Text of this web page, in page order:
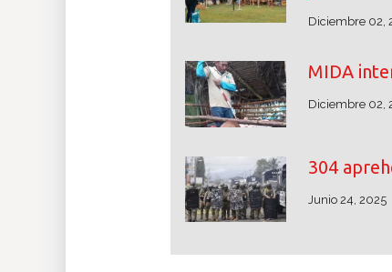
Diciembre 02,
MIDA
Diciembre 02,
304
Junio 24, 2025